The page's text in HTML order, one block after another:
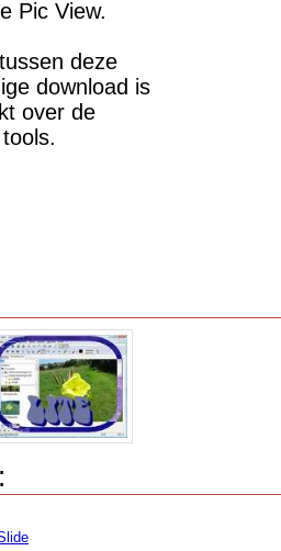
Pic View.
deze
download is
over de